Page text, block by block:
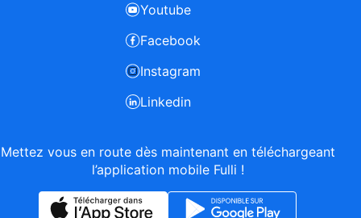
Mettez vous en route dès maintenant en téléchargeant
l’application mobile Fulli !
Youtube
Facebook
Instagram
Linkedin